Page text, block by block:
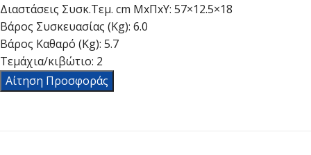
Διαστάσεις Συσκ.Τεμ. cm ΜxΠxΥ: 57×12.5×18
Βάρος Συσκευασίας (Kg): 6.0
Βάρος Καθαρό (Kg): 5.7
Τεμάχια/κιβώτιο: 2
Αίτηση Προσφοράς